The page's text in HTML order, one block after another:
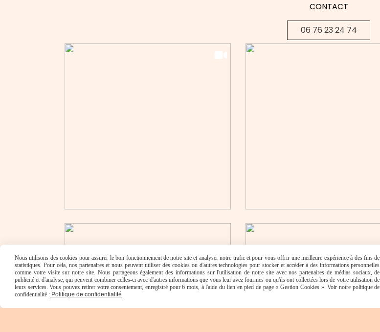
CONTACT
06 76 23 24 74
Nous utilisons des cookies pour assurer le bon fonctionnement de notre site et analyser notre trafic et pour vous offrir une meilleure expérience à des fins de
statistiques. Pour cela, nos partenaires et nous peuvent utiliser des cookies ou d'autres technologies pour stocker et accéder à des informations personnelles
comme votre visite sur notre site. Nous partageons également des informations sur l'utilisation de notre site avec nos partenaires de médias sociaux, de
publicité et d'analyse, qui peuvent combiner celles-ci avec d'autres informations que vous leur avez fournies ou qu'ils ont collectées lors de votre utilisation de
leurs services. Vous pouvez retirer votre consentement, enregistré pour 6 mois, à l'aide du lien en pied de page « Gestion Cookies ». Voir notre politique de
confidentialité : Politique de confidentialité